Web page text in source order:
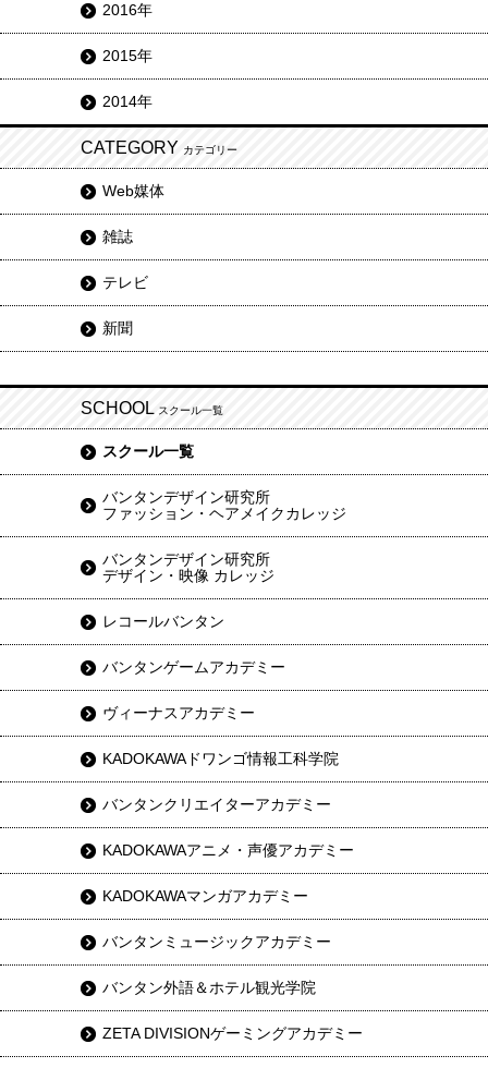
2016年
2015年
2014年
CATEGORY カテゴリー
Web媒体
雑誌
テレビ
新聞
SCHOOL スクール一覧
スクール一覧
バンタンデザイン研究所
ファッション・ヘアメイクカレッジ
バンタンデザイン研究所
デザイン・映像 カレッジ
レコールバンタン
バンタンゲームアカデミー
ヴィーナスアカデミー
KADOKAWAドワンゴ情報工科学院
バンタンクリエイターアカデミー
KADOKAWAアニメ・声優アカデミー
KADOKAWAマンガアカデミー
バンタンミュージックアカデミー
バンタン外語＆ホテル観光学院
ZETA DIVISIONゲーミングアカデミー